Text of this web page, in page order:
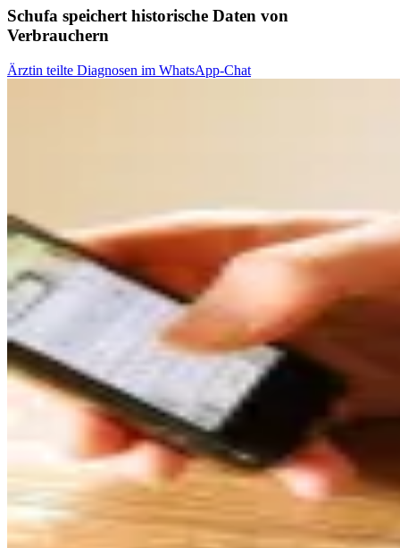
Schufa speichert historische Daten von
Verbrauchern
Ärztin teilte Diagnosen im WhatsApp-Chat